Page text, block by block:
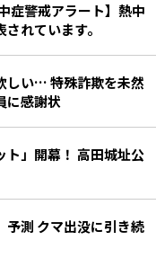
症警戒アラート】熱中
れています。
しい… 特殊詐欺を未然
に感謝状
ト」開幕！ 高田城址公
引き続